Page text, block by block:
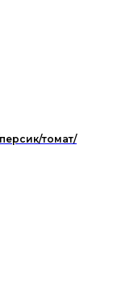
томат/